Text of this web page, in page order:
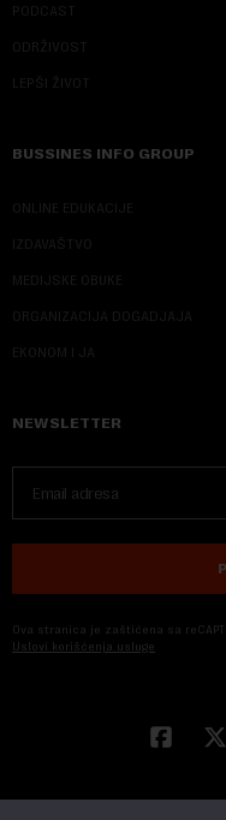
PODCAST
ODRŽIVOST
LEPŠI ŽIVOT
BUSSINES INFO GROUP
ONLINE EDUKACIJE
IZDAVAŠTVO
MEDIJSKE OBUKE
ORGANIZACIJA DOGADJAJA
EKONOM I JA
NEWSLETTER
Ova stranica je zaštićena sa
Uslovi korišćenja usluge